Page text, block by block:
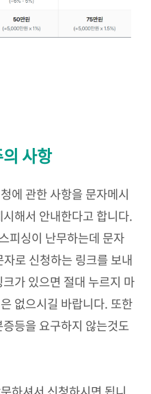
사항
에 관한 사항을 문자메시
해서 안내한다고 합니다.
피싱이 난무하는데 문자
로 신청하는 링크를 보내
가 있으면 절대 누르지 마
없으시길 바랍니다. 또한
등을 요구하지 않는것도